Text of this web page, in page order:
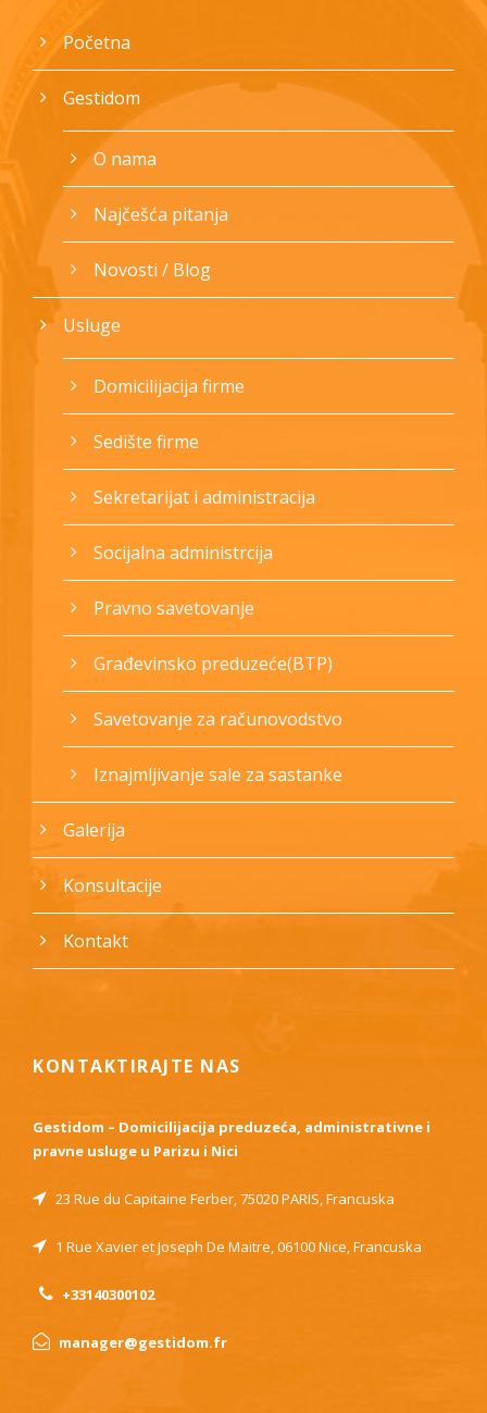
Početna
Gestidom
O nama
Najčešća pitanja
Novosti / Blog
Usluge
Domicilijacija firme
Sedište firme
Sekretarijat i administracija
Socijalna administrcija
Pravno savetovanje
Građevinsko preduzeće(BTP)
Savetovanje za računovodstvo
Iznajmljivanje sale za sastanke
Galerija
Konsultacije
Kontakt
KONTAKTIRAJTE NAS
Gestidom – Domicilijacija preduzeća, administrativne i
pravne usluge u Parizu i Nici
23 Rue du Capitaine Ferber, 75020 PARIS, Francuska
1 Rue Xavier et Joseph De Maitre, 06100 Nice, Francuska
+33140300102
manager@gestidom.fr